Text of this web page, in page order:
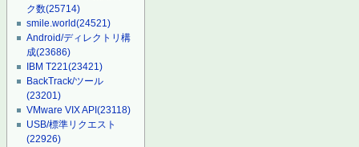
ク数(25714)
smile.world(24521)
Android/ディレクトリ構
成(23686)
IBM T221(23421)
BackTrack/ツール
(23201)
VMware VIX API(23118)
USB/標準リクエスト
(22926)